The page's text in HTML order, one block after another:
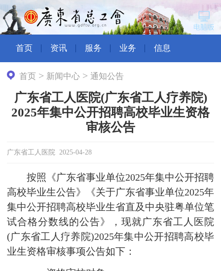
首页 资讯 服务 业务 信息
首页 > 新闻中心 >通知公告
广东省工人医院(广东省工人疗养院)
2025年集中公开招聘高校毕业生资格
审核公告
广东省工人医院 2025-04-28
按照《广东省事业单位2025年集中公开招聘
高校毕业生公告》《关于广东省事业单位2025年
集中公开招聘高校毕业生省直及中央驻粤单位笔
试合格分数线的公告》，现就广东省工人医院
(广东省工人疗养院)2025年集中公开招聘高校毕
业生资格审核事项公告如下：